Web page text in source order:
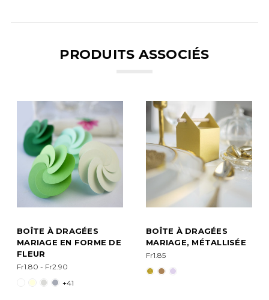
PRODUITS ASSOCIÉS
BOÎTE À DRAGÉES
MARIAGE
PERSONNALISÉE
Fr2.75
+2
BOÎTE À DRAGÉES
MARIAGE AVEC FEUILLE
Fr2.75